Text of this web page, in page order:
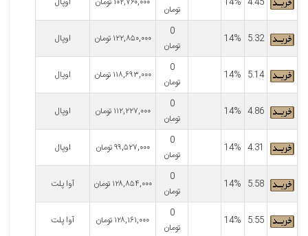
تومان
5.32
14%
0
تومان
۱۲۲,۸۵۰,۰۰۰ تومان اوپال
5.14
14%
0
تومان
۱۱۸,۶۹۳,۰۰۰ تومان اوپال
4.86
14%
0
تومان
۱۱۲,۲۲۷,۰۰۰ تومان اوپال
4.31
14%
0
تومان
۹۹,۵۲۷,۰۰۰تومان اوپال
5.58
14%
0
تومان
۱۲۸,۸۵۴,۰۰۰ تومان آوا پلت
5.55
14%
0
تومان
۱۲۸,۱۶۱,۰۰۰ تومان آوا پلت